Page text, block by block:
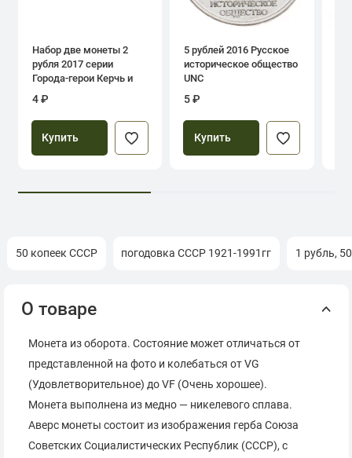
Набор две монеты 2
рубля 2017 серии
Города-герои Керчь и
Севастополь
4 ₽
Купить
5 рублей 2016 Русское
историческое общество
UNC
5 ₽
Купить
50 копеек СССР погодовка СССР 1921-1991гг 1 рубль,
О товаре
Монета из оборота. Состояние может отличаться от
представленной на фото и колебаться от VG
(Удовлетворительное) до VF (Очень хорошее).
Монета выполнена из медно — никелевого сплава.
Аверс монеты состоит из изображения герба Союза
Советских Социалистических Республик (СССР), с